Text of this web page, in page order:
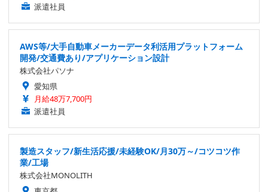
派遣社員
AWS等/大手自動車メーカーデータ利活用プラットフォーム
開発/交通費あり/アプリケーション設計
株式会社パソナ
愛知県
月給48万7,700円
派遣社員
製造スタッフ/新生活応援/未経験OK/月30万～/コツコツ作
業/工場
株式会社MONOLITH